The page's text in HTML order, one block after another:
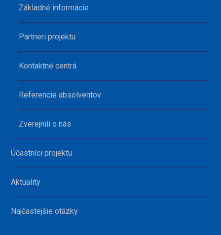
Základné informácie
Partneri projektu
Kontaktné centrá
Referencie absolventov
Zverejnili o nás
Účastníci projektu
Aktuality
Najčastejšie otázky